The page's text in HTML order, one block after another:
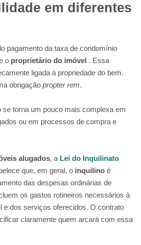
em diferentes
pagamento da taxa de condomínio
o proprietário do imóvel . Essa
ligada à propriedade do bem.
obrigação propter rem.
se torna um pouco mais complexa em
ou em processos de compra e
alugados, a Lei do Inquilinato
que, em geral, o inquilino é
das despesas ordinárias de
os gastos rotineiros necessários à
e dos serviços oferecidos. O contrato
claramente quem arcará com essa